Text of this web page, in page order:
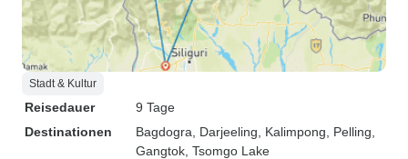
Stadt & Kultur
Reisedauer
9 Tage
Destinationen
Bagdogra , Darjeeling , Kalimpong , Pelling
Gangtok , Tsomgo Lake